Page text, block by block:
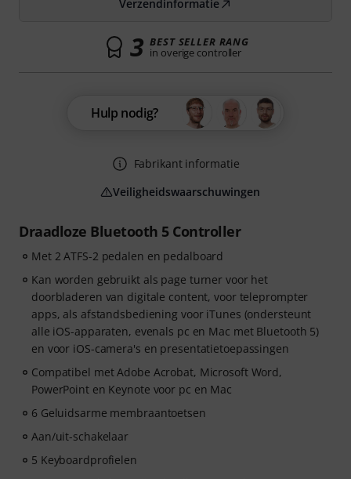
Draadloze Bluetooth 5 Controller
Met 2 ATFS-2 pedalen en pedalboard
Kan worden gebruikt als page turner voor het
doorbladeren van digitale content, voor teleprompter
apps, als afstandsbediening voor iTunes (ondersteunt
alle iOS-apparaten, evenals pc en Mac met Bluetooth 5)
en voor iOS-camera's en presentatietoepassingen
Compatibel met Adobe Acrobat, Microsoft Word,
PowerPoint en Keynote voor pc en Mac
6 Geluidsarme membraantoetsen
Aan/uit-schakelaar
5 Keyboardprofielen
Verzendinformatie
3 BEST SELLER RANG
in overige controller
Hulp nodig?
Fabrikant informatie
Veiligheidswaarschuwingen